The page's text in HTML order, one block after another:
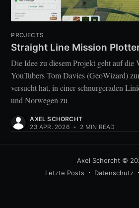
PROJECTS
Straight Line Mission
Die Idee zu diesem Projekt geht auf die
YouTubers Tom Davies (GeoWizard)
versucht hat, in einer schnurgeraden
und Norwegen zu
AXEL SCHORCHT
23 APR. 2026 • 2 MIN READ
Axel Schorcht ©
Letzte Posts
Datenschutz